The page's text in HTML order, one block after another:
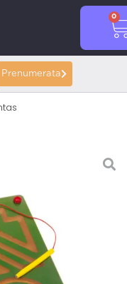
0
Prenumerata